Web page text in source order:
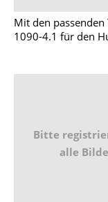
Mit den
1090-4.1 für den
Bitte
alle